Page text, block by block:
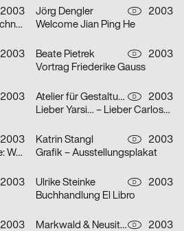
2003
Anke Feuchtenberger Zeichnungen
Jörg Dengler D
2003
Welcome Jian Ping He
2003
Beate Pietrek D
2003
Vortrag Friederike Gauss
2003
Atelier für Gestaltung D
2003
Lieber Yarsi… – Lieber Carlos… – Serie von zwei Plakaten
2003
Serie Ausstellungsplakate: Wolfgang Vetten – Jürgen Paas – Kunstauktion
Katrin Stangl D
2003
Grafik – Ausstellungsplakat
2003
Ulrike Steinke D
2003
Buchhandlung El Libro
2003
Markwald & Neusitzer D
2003